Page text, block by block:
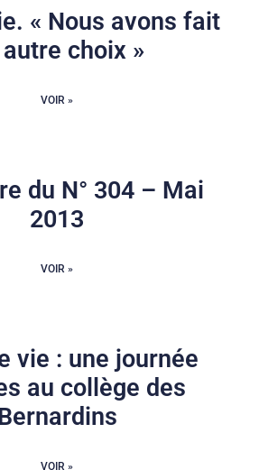
« Nous avons fait
choix »
VOIR »
du N° 304 – Mai
2013
VOIR »
vie : une journée
au collège des
VOIR »